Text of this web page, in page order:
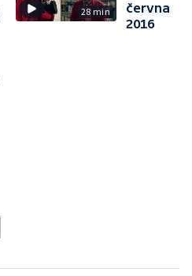
28 min
června
2016